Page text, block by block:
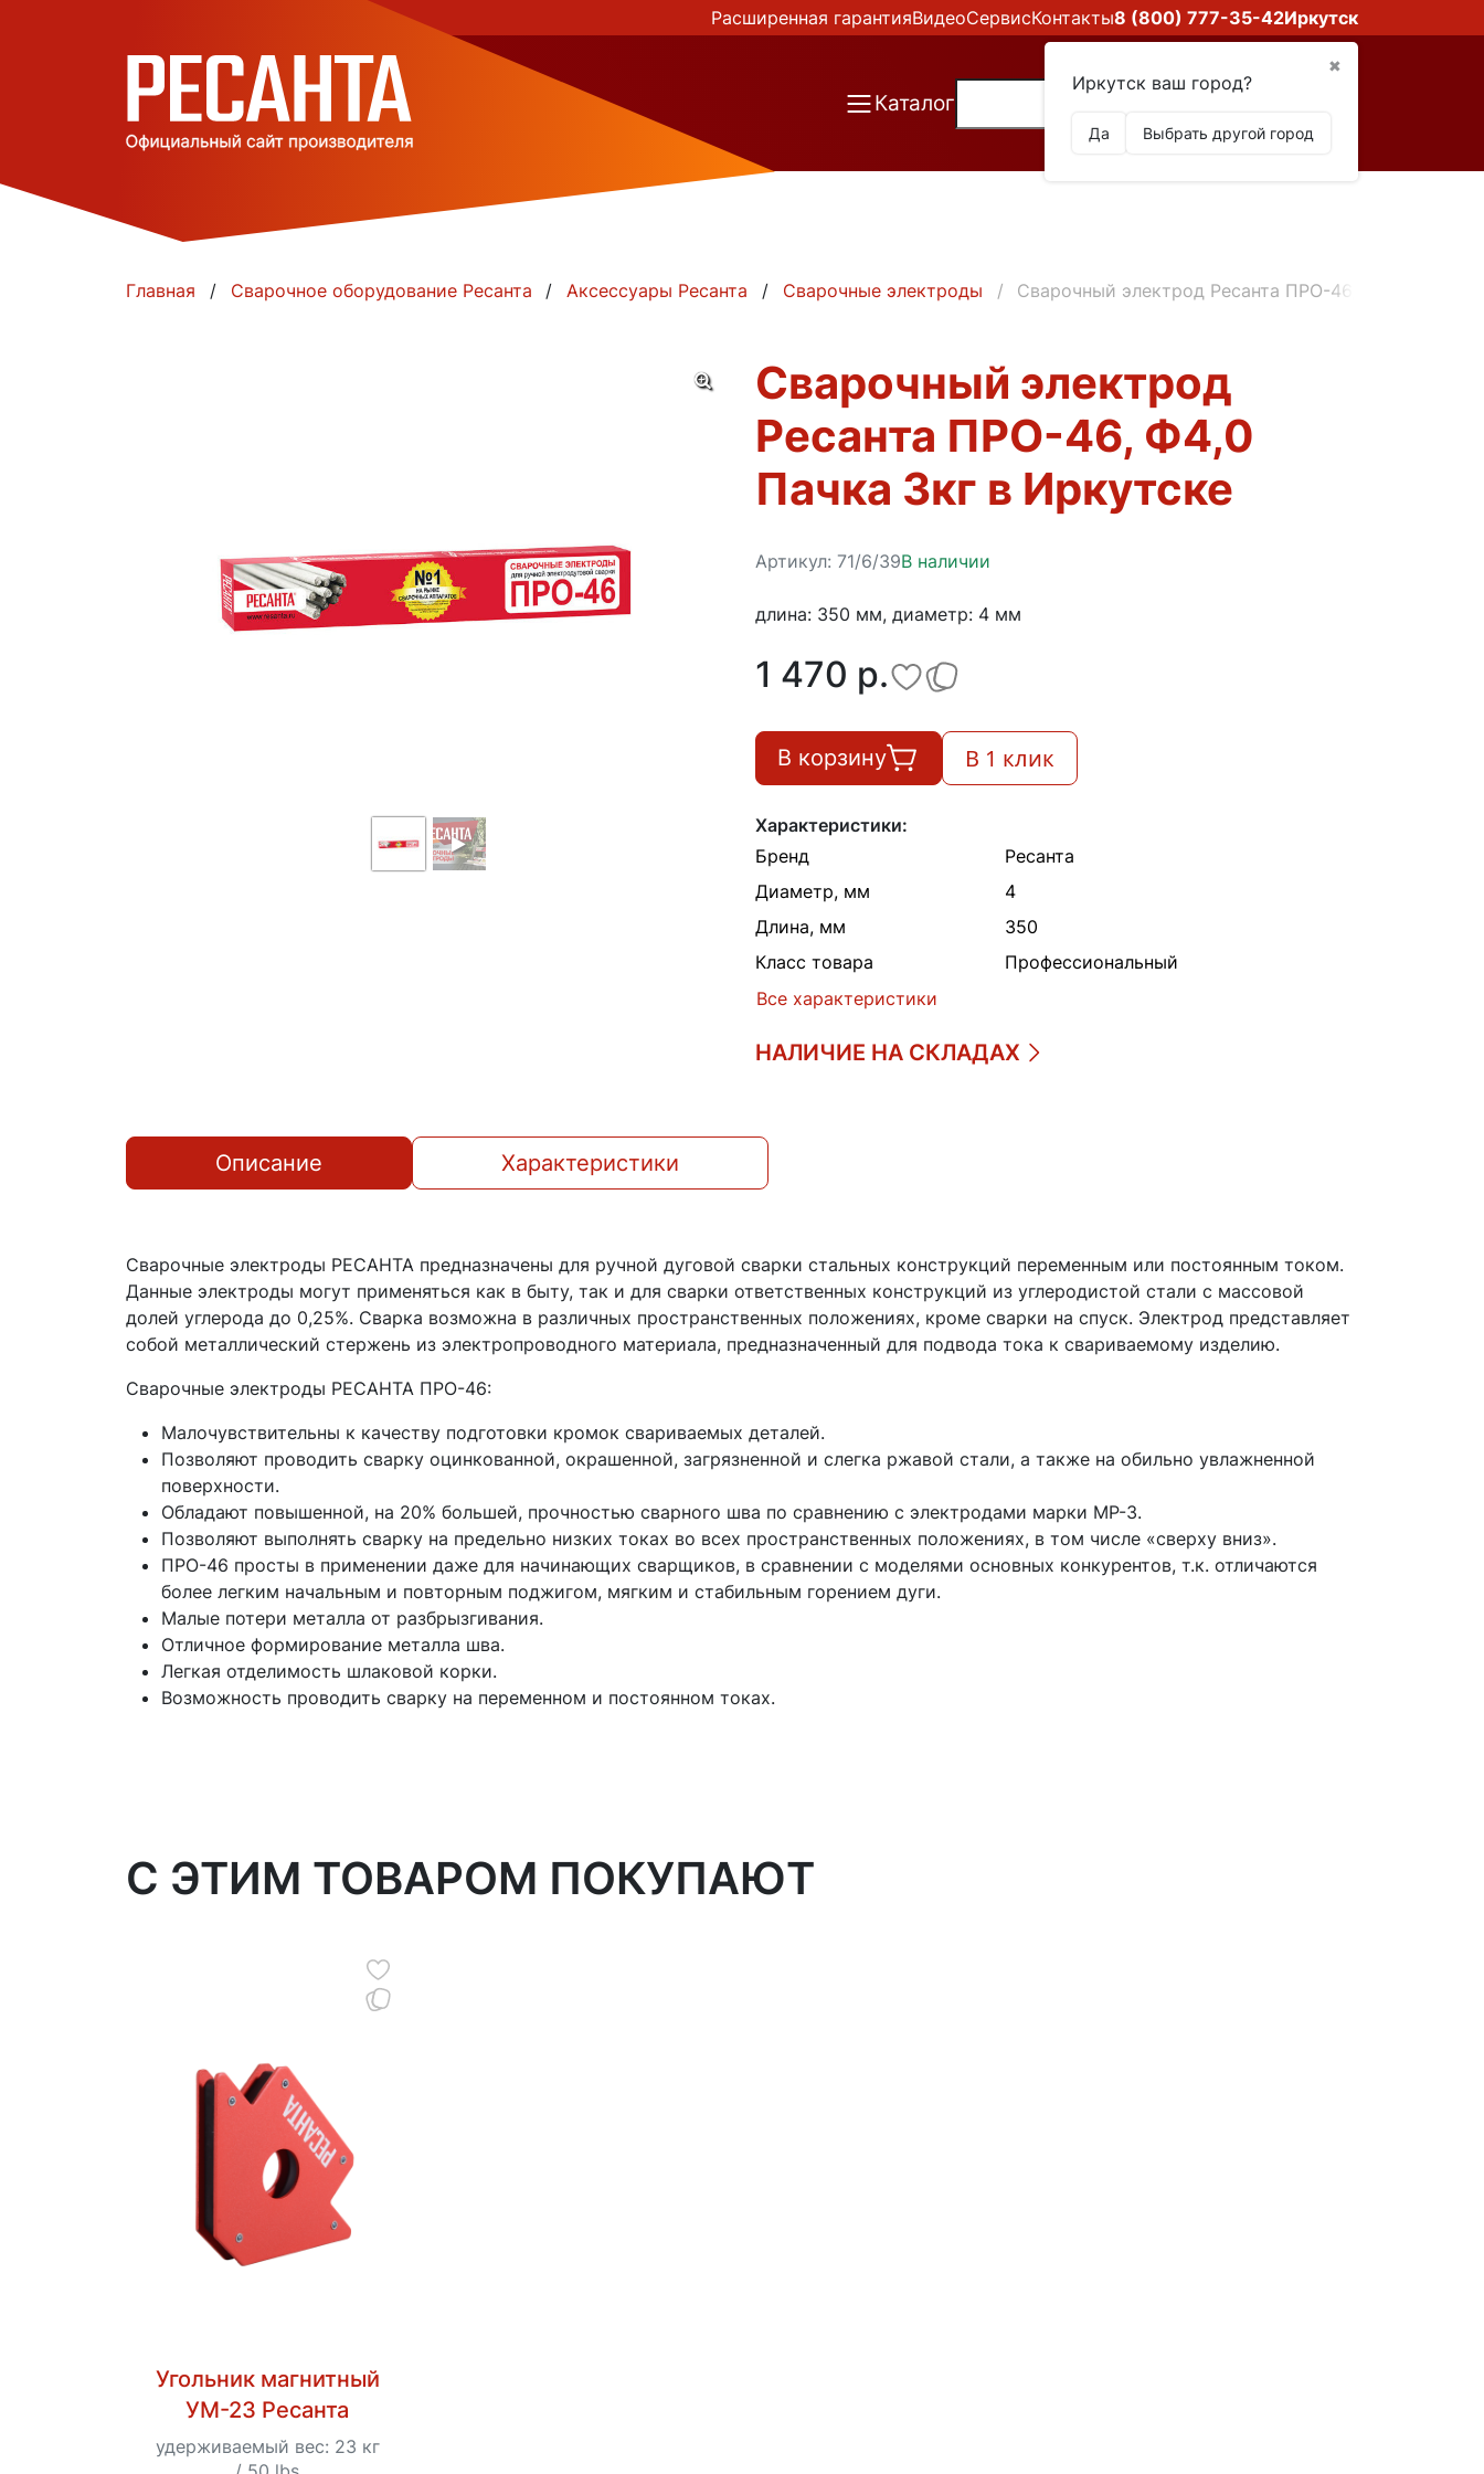
Расширенная гарантияВидеоСервисКонтакты8 (800) 777-35-42Иркутск
✖
Иркутск ваш город?
Да Выбрать другой город
Каталог
Главная Сварочное оборудование Ресанта Аксессуары Ресанта Сварочные электроды Сварочный электрод Ресанта ПРО-46, Ф4,0 Пачка
Сварочный электрод
Ресанта ПРО-46, Ф4,0
Пачка 3кг в Иркутске
Артикул: 71/6/39В наличии
длина: 350 мм, диаметр: 4 мм
1 470 p.
В корзину В 1 клик
Характеристики:
Бренд
Ресанта
Диаметр, мм
4
Длина, мм
350
Класс товара
Профессиональный
Все характеристики
НАЛИЧИЕ НА СКЛАДАХ
Описание Характеристики
Сварочные электроды РЕСАНТА предназначены для ручной дуговой сварки стальных конструкций переменным или постоянным током.
Данные электроды могут применяться как в быту, так и для сварки ответственных конструкций из углеродистой стали с массовой
долей углерода до 0,25%. Сварка возможна в различных пространственных положениях, кроме сварки на спуск. Электрод представляет
собой металлический стержень из электропроводного материала, предназначенный для подвода тока к свариваемому изделию.
Сварочные электроды РЕСАНТА ПРО-46:
Малочувствительны к качеству подготовки кромок свариваемых деталей.
Позволяют проводить сварку оцинкованной, окрашенной, загрязненной и слегка ржавой стали, а также на обильно увлажненной
поверхности.
Обладают повышенной, на 20% большей, прочностью сварного шва по сравнению с электродами марки МР-3.
Позволяют выполнять сварку на предельно низких токах во всех пространственных положениях, в том числе «сверху вниз».
ПРО-46 просты в применении даже для начинающих сварщиков, в сравнении с моделями основных конкурентов, т.к. отличаются
более легким начальным и повторным поджигом, мягким и стабильным горением дуги.
Малые потери металла от разбрызгивания.
Отличное формирование металла шва.
Легкая отделимость шлаковой корки.
Возможность проводить сварку на переменном и постоянном токах.
C ЭТИМ ТОВАРОМ ПОКУПАЮТ
Угольник магнитный
УМ-23 Ресанта
удерживаемый вес: 23 кг